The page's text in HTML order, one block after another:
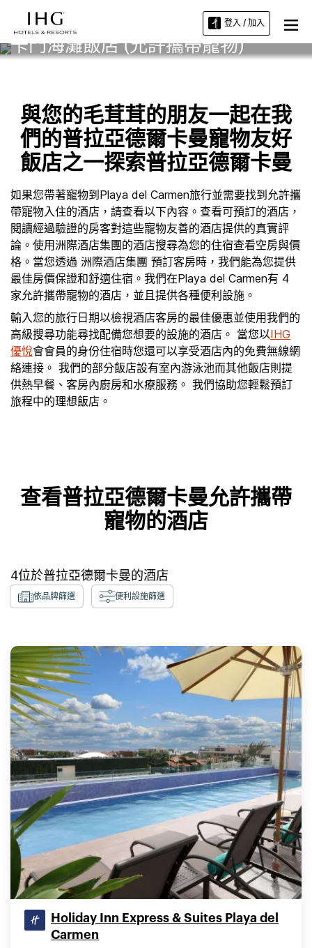
登入 / 加入
卡門海灘飯店 (允許攜帶寵物)
與您的毛茸茸的朋友一起在我
們的普拉亞德爾卡曼寵物友好
飯店之一探索普拉亞德爾卡曼
如果您帶著寵物到Playa del Carmen旅行並需要找到允許攜
帶寵物入住的酒店，請查看以下內容。查看可預訂的酒店，
閱讀經過驗證的房客對這些寵物友善的酒店提供的真實評
論。使用洲際酒店集團的酒店搜尋為您的住宿查看空房與價
格。當您透過 洲際酒店集團 預訂客房時，我們能為您提供
最佳房價保證和舒適住宿。我們在Playa del Carmen有 4
家允許攜帶寵物的酒店，並且提供各種便利設施。
輸入您的旅行日期以檢視酒店客房的最佳優惠並使用我們的
高級搜尋功能尋找配備您想要的設施的酒店。 當您以IHG
優悅會會員的身份住宿時您還可以享受酒店內的免費無線網
絡連接。 我們的部分飯店設有室內游泳池而其他飯店則提
供熱早餐、客房內廚房和水療服務。 我們協助您輕鬆預訂
旅程中的理想飯店。
查看普拉亞德爾卡曼允許攜帶
寵物的酒店
4位於普拉亞德爾卡曼的酒店
依品牌篩選 便利設施篩選
Holiday Inn Express & Suites Playa del
Carmen